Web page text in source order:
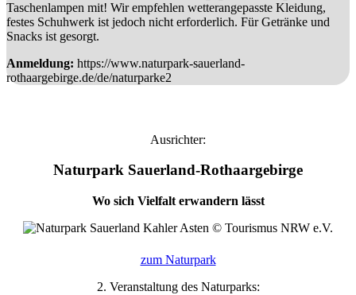
Taschenlampen mit! Wir empfehlen wetterangepasste Kleidung,
festes Schuhwerk ist jedoch nicht erforderlich. Für Getränke und
Snacks ist gesorgt.
Anmeldung: https://www.naturpark-sauerland-
rothaargebirge.de/de/naturparke2
Ausrichter:
Naturpark Sauerland-Rothaargebirge
Wo sich Vielfalt erwandern lässt
zum Naturpark
2. Veranstaltung des Naturparks: